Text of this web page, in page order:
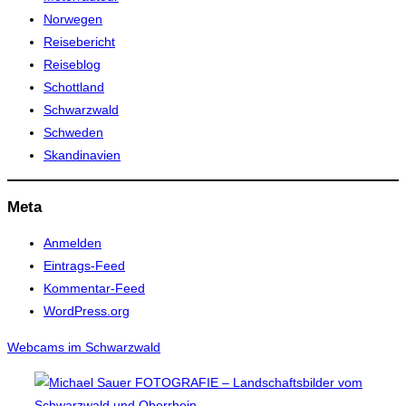
Norwegen
Reisebericht
Reiseblog
Schottland
Schwarzwald
Schweden
Skandinavien
Meta
Anmelden
Eintrags-Feed
Kommentar-Feed
WordPress.org
Webcams im Schwarzwald